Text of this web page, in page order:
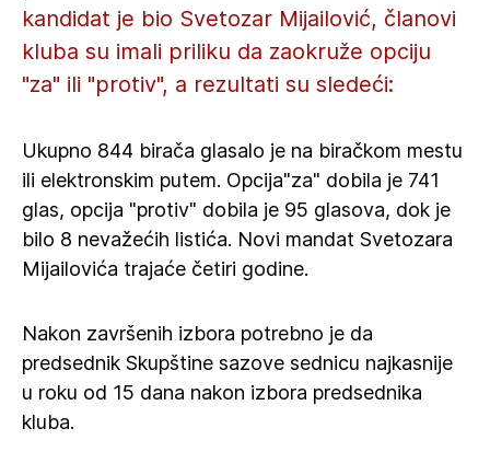
kandidat je bio Svetozar Mijailović, članovi
kluba su imali priliku da zaokruže opciju
"za" ili "protiv", a rezultati su sledeći:
Ukupno 844 birača glasalo je na biračkom mestu
ili elektronskim putem. Opcija"za" dobila je 741
glas, opcija "protiv" dobila je 95 glasova, dok je
bilo 8 nevažećih listića. Novi mandat Svetozara
Mijailovića trajaće četiri godine.
Nakon završenih izbora potrebno je da
predsednik Skupštine sazove sednicu najkasnije
u roku od 15 dana nakon izbora predsednika
kluba.